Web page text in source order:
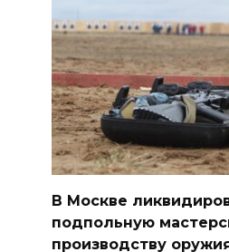
В Москве
подпольную
производству